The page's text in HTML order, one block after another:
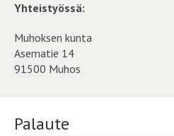
Yhteistyössä:
Muhoksen kunta
Asematie 14
91500 Muhos
Palaute